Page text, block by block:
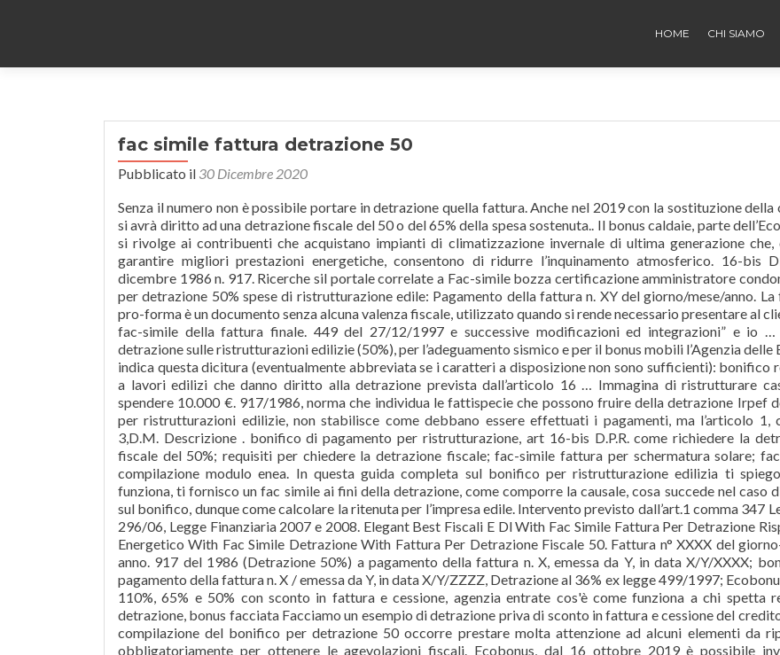
HOME CHI SIAMO
fac simile fattura detrazione 50
Pubblicato il 30 Dicembre 2020
Senza il numero non è possibile portare in detrazione quella fattura. Anche nel 2019 con la sostituzione della
si avrà diritto ad una detrazione fiscale del 50 o del 65% della spesa sostenuta.. Il bonus caldaie, parte
si rivolge ai contribuenti che acquistano impianti di climatizzazione invernale di ultima generazione
garantire migliori prestazioni energetiche, consentono di ridurre l’inquinamento atmosferico. 16-bis
dicembre 1986 n. 917. Ricerche sil portale correlate a Fac-simile bozza certificazione amministratore
per detrazione 50% spese di ristrutturazione edile: Pagamento della fattura n. XY del giorno/mese/anno.
pro-forma è un documento senza alcuna valenza fiscale, utilizzato quando si rende necessario presentare al
fac-simile della fattura finale. 449 del 27/12/1997 e successive modificazioni ed integrazioni” e io
detrazione sulle ristrutturazioni edilizie (50%), per l’adeguamento sismico e per il bonus mobili l’Agenzia delle
indica questa dicitura (eventualmente abbreviata se i caratteri a disposizione non sono sufficienti): bonifico
a lavori edilizi che danno diritto alla detrazione prevista dall’articolo 16 … Immagina di ristrutturare
spendere 10.000 €. 917/1986, norma che individua le fattispecie che possono fruire della detrazione Irpef
per ristrutturazioni edilizie, non stabilisce come debbano essere effettuati i pagamenti, ma l’articolo 1,
3,D.M. Descrizione . bonifico di pagamento per ristrutturazione, art 16-bis D.P.R. come richiedere la
fiscale del 50%; requisiti per chiedere la detrazione fiscale; fac-simile fattura per schermatura solare;
compilazione modulo enea. In questa guida completa sul bonifico per ristrutturazione edilizia ti
funziona, ti fornisco un fac simile ai fini della detrazione, come comporre la causale, cosa succede nel caso
sul bonifico, dunque come calcolare la ritenuta per l’impresa edile. Intervento previsto dall’art.1 comma 347
296/06, Legge Finanziaria 2007 e 2008. Elegant Best Fiscali E Dl With Fac Simile Fattura Per Detrazione
Energetico With Fac Simile Detrazione With Fattura Per Detrazione Fiscale 50. Fattura n° XXXX del
anno. 917 del 1986 (Detrazione 50%) a pagamento della fattura n. X, emessa da Y, in data X/Y/XXXX;
pagamento della fattura n. X / emessa da Y, in data X/Y/ZZZZ, Detrazione al 36% ex legge 499/1997;
110%, 65% e 50% con sconto in fattura e cessione, agenzia entrate cos'è come funziona a chi spetta
detrazione, bonus facciata Facciamo un esempio di detrazione priva di sconto in fattura e cessione del
compilazione del bonifico per detrazione 50 occorre prestare molta attenzione ad alcuni elementi da
obbligatoriamente per ottenere le agevolazioni fiscali. Ecobonus, dal 16 ottobre 2019 è possibile